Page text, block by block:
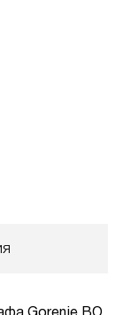
Gorenje BO